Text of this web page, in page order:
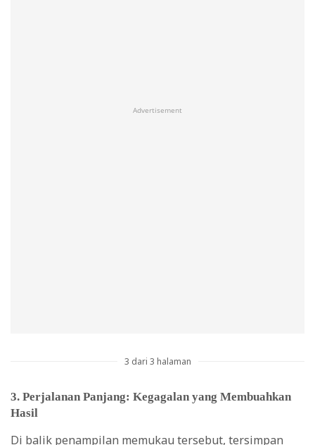
Advertisement
3 dari 3 halaman
3. Perjalanan Panjang: Kegagalan yang Membuahkan
Hasil
Di balik penampilan memukau tersebut, tersimpan